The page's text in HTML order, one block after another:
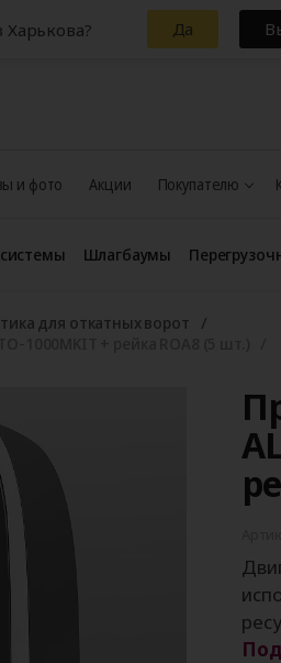
и фото Акции Покупателю
Панорамные
Автоматика для
Роллетные
Шлагбаумы
Перегрузочные
для откатных ворот
Харькова? Да